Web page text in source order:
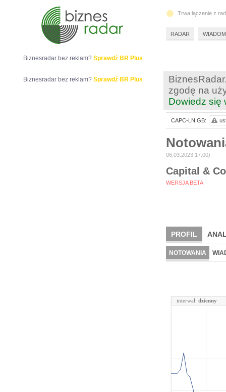
zgodę na
Dowiedz się
06.03.2023 17:00)
Capital &
WERSJA BETA
PROFIL
NOTOWANIA
interwał: dzienny
CAPC-LN.GB:
Biznesradar bez reklam? Sprawdź BR Plus
Biznesradar bez reklam? Sprawdź BR Plus
Trwa łączenie z
RADAR